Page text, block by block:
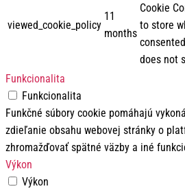
viewed_cookie_policy
11
months
Cookie
to store
does not
Funkcionalita
Funkcionalita
Funkčné súbory cookie pomáhajú
zdieľanie obsahu webovej stránky o
zhromažďovať spätné väzby a iné
Výkon
Výkon